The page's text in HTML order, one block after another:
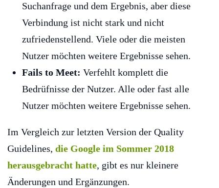
Suchanfrage und dem Ergebnis, aber diese
Verbindung ist nicht stark und nicht
zufriedenstellend. Viele oder die meisten
Nutzer möchten weitere Ergebnisse sehen.
Fails to Meet: Verfehlt komplett die
Bedrüfnisse der Nutzer. Alle oder fast alle
Nutzer möchten weitere Ergebnisse sehen.
Im Vergleich zur letzten Version der Quality
Guidelines, die Google im Sommer 2018
herausgebracht hatte, gibt es nur kleinere
Änderungen und Ergänzungen.